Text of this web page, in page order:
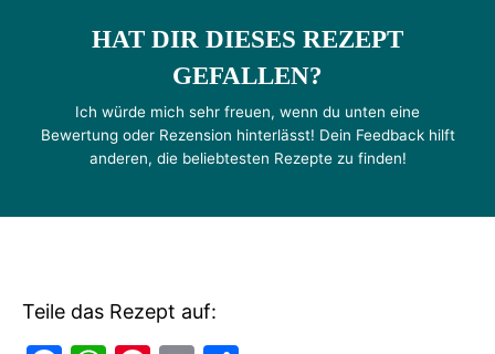
HAT DIR DIESES REZEPT
GEFALLEN?
Ich würde mich sehr freuen, wenn du unten eine
Bewertung oder Rezension hinterlässt! Dein Feedback hilft
anderen, die beliebtesten Rezepte zu finden!
Teile das Rezept auf: